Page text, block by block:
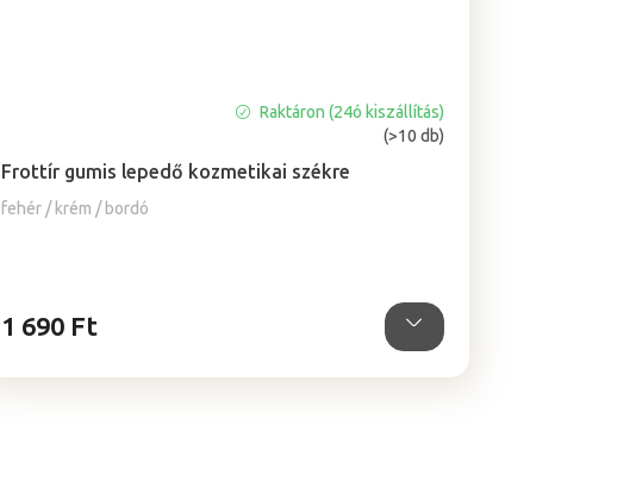
Frottír gumis lepedő kozmetikai székre
fehér / krém / bordó
átlagos
5-
Raktáron (24ó kiszállítás)
(>10 db)
1 690 Ft